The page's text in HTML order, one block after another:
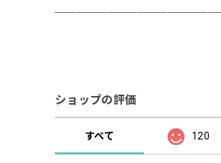
ショップの評価
すべて 120